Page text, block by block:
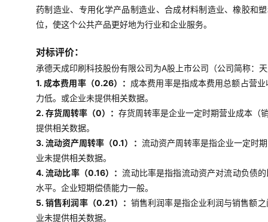
药制造业、专用化学产品制造业、合成材料制造业、橡胶和
位，使这个公共产品更好地为行业和企业服务。
对标评价：
承德天成印刷科技股份有限公司为A股上市公司（公司简称
1. 成本费用率（0.26）： 成本费用率是指成本费用总额占营
力低。或企业未提供相关数据。
2. 存货周转率（0）： 存货周转率是企业一定时期营业成本（
提供相关数据。
3. 流动资产周转率（0.1）： 流动资产周转率是指企业一定时
业未提供相关数据。
4. 流动比率（0.16）：流动比率是指指流动资产对流动负债
水平。企业短期偿债能力一般。
5. 销售利润率（0.21）： 销售利润率是指企业利润与销售额
业未提供相关数据。